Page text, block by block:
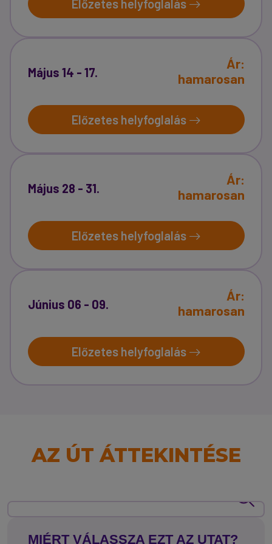
Előzetes helyfoglalás
Május 14 - 17.
Ár:
hamarosan
Előzetes helyfoglalás
Május 28 - 31.
Ár:
hamarosan
Előzetes helyfoglalás
Június 06 - 09.
Ár:
hamarosan
Előzetes helyfoglalás
AZ ÚT ÁTTEKINTÉSE
MIÉRT VÁLASSZA EZT AZ UTAT?